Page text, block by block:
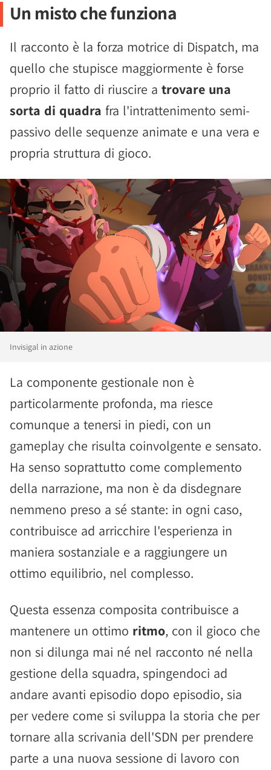
Un misto che funziona
Il racconto è la forza motrice di Dispatch, ma
quello che stupisce maggiormente è forse
proprio il fatto di riuscire a trovare una
sorta di quadra fra l'intrattenimento semi-
passivo delle sequenze animate e una vera e
propria struttura di gioco.
Invisigal in azione
La componente gestionale non è
particolarmente profonda, ma riesce
comunque a tenersi in piedi, con un
gameplay che risulta coinvolgente e sensato.
Ha senso soprattutto come complemento
della narrazione, ma non è da disdegnare
nemmeno preso a sé stante: in ogni caso,
contribuisce ad arricchire l'esperienza in
maniera sostanziale e a raggiungere un
ottimo equilibrio, nel complesso.
Questa essenza composita contribuisce a
mantenere un ottimo ritmo, con il gioco che
non si dilunga mai né nel racconto né nella
gestione della squadra, spingendoci ad
andare avanti episodio dopo episodio, sia
per vedere come si sviluppa la storia che per
tornare alla scrivania dell'SDN per prendere
parte a una nuova sessione di lavoro con